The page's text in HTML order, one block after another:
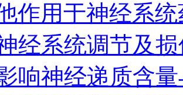
作用于神经系统
经系统调节及
响神经递质含